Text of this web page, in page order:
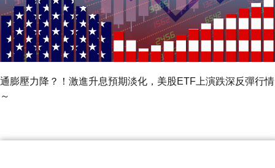
通膨壓力降？！激進升息預期淡化，美股ETF上演跌深反彈行情
～